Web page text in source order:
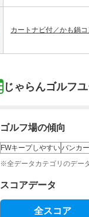
カートナビ付／かも鍋
じゃらんゴルフ
ゴルフ場の傾向
FWキープしやすいバンカ
※全データカテゴリのデー
スコアデータ
全スコア